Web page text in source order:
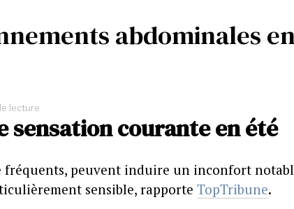
abdominales
lecture
sensation courante en été
fréquents, peuvent induire un inconfort
sensible, rapporte TopTribune.